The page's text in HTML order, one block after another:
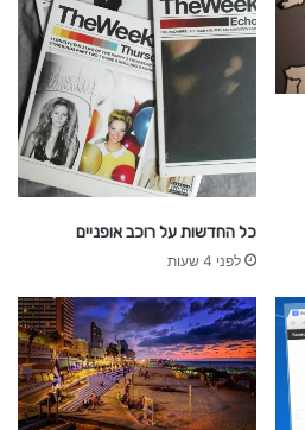
כל החדשות על רוכב אופניים
לפני 4 שעות